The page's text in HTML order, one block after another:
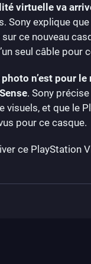
virtuelle va
Sony explique
ce nouveau
seul câble pour
n’est pour
. Sony
visuels, et que le
pour ce casque.
ce PlayStation